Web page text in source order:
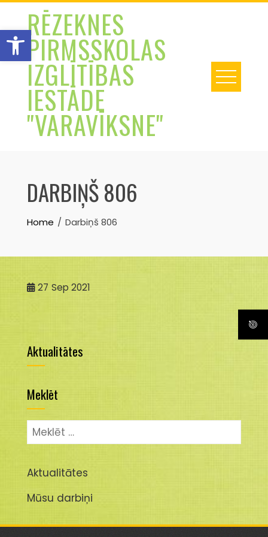
Open toolbar
Skip
contentRĒZEKNES
PIRMSSKOLAS
IZGLĪTĪBAS
IESTĀDE
"VARAVĪKSNE"
DARBIŅŠ 806
Home Darbiņš 806
27 Sep 2021
Aktualitātes
Meklēt
Meklēt:
Aktualitātes
Mūsu darbiņi